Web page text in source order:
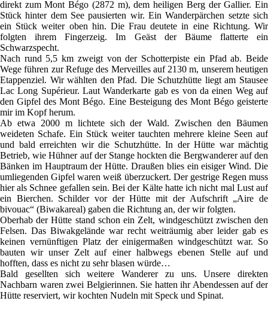
direkt zum Mont Bégo (2872 m), dem heiligen Berg der Gallier. Ein
Stück hinter dem See pausierten wir. Ein Wanderpärchen setzte sich
ein Stück weiter oben hin. Die Frau deutete in eine Richtung. Wir
folgten ihrem Fingerzeig. Im Geäst der Bäume flatterte ein
Schwarzspecht.
Nach rund 5,5 km zweigt von der Schotterpiste ein Pfad ab. Beide
Wege führen zur Refuge des Merveilles auf 2130 m, unserem heutigen
Etappenziel. Wir wählten den Pfad. Die Schutzhütte liegt am Stausee
Lac Long Supérieur. Laut Wanderkarte gab es von da einen Weg auf
den Gipfel des Mont Bégo. Eine Besteigung des Mont Bégo geisterte
mir im Kopf herum.
Ab etwa 2000 m lichtete sich der Wald. Zwischen den Bäumen
weideten Schafe. Ein Stück weiter tauchten mehrere kleine Seen auf
und bald erreichten wir die Schutzhütte. In der Hütte war mächtig
Betrieb, wie Hühner auf der Stange hockten die Bergwanderer auf den
Bänken im Hauptraum der Hütte. Draußen blies ein eisiger Wind. Die
umliegenden Gipfel waren weiß überzuckert. Der gestrige Regen muss
hier als Schnee gefallen sein. Bei der Kälte hatte ich nicht mal Lust auf
ein Bierchen. Schilder vor der Hütte mit der Aufschrift „Aire de
bivouac“ (Biwakareal) gaben die Richtung an, der wir folgten.
Oberhab der Hütte stand schon ein Zelt, windgeschützt zwischen den
Felsen. Das Biwakgelände war recht weiträumig aber leider gab es
keinen vernünftigen Platz der einigermaßen windgeschützt war. So
bauten wir unser Zelt auf einer halbwegs ebenen Stelle auf und
hofften, dass es nicht zu sehr blasen würde…
Bald gesellten sich weitere Wanderer zu uns. Unsere direkten
Nachbarn waren zwei Belgierinnen. Sie hatten ihr Abendessen auf der
Hütte reserviert, wir kochten Nudeln mit Speck und Spinat.